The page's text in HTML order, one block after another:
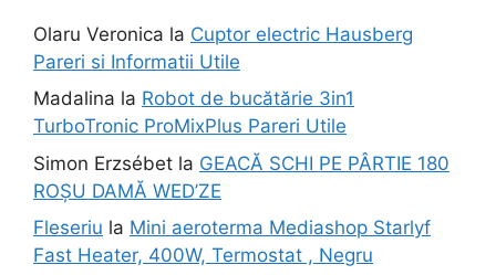
Olaru Veronica la Cuptor electric Hausberg
Pareri si Informatii Utile
Madalina la Robot de bucătărie 3in1
TurboTronic ProMixPlus Pareri Utile
Simon Erzsébet la GEACĂ SCHI PE PÂRTIE 180
ROȘU DAMĂ WED’ZE
Fleseriu la Mini aeroterma Mediashop Starlyf
Fast Heater, 400W, Termostat , Negru